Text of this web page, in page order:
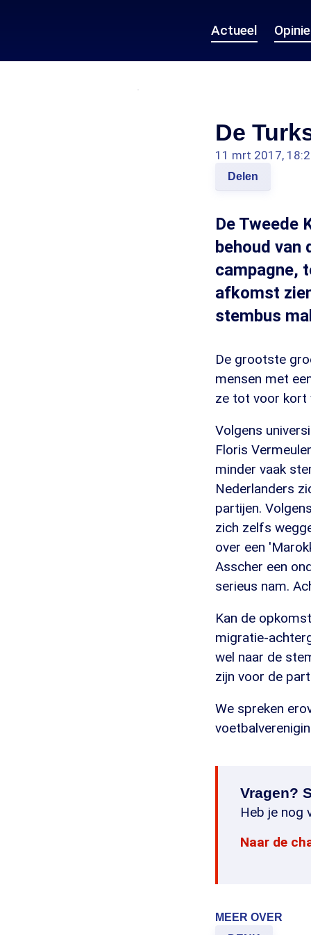
Actueel
De
11 mrt 2017,
Delen
De Tweede
behoud van
campagne,
afkomst
stembus
De grootste
mensen met
ze tot voor kort
Volgens
Floris
minder vaak
Nederlanders
partijen.
zich zelfs
over een
Asscher een
serieus nam.
Kan de
migratie-
wel naar de
zijn voor de
We spreken
Vragen?
Heb je nog
Naar de
MEER OVER